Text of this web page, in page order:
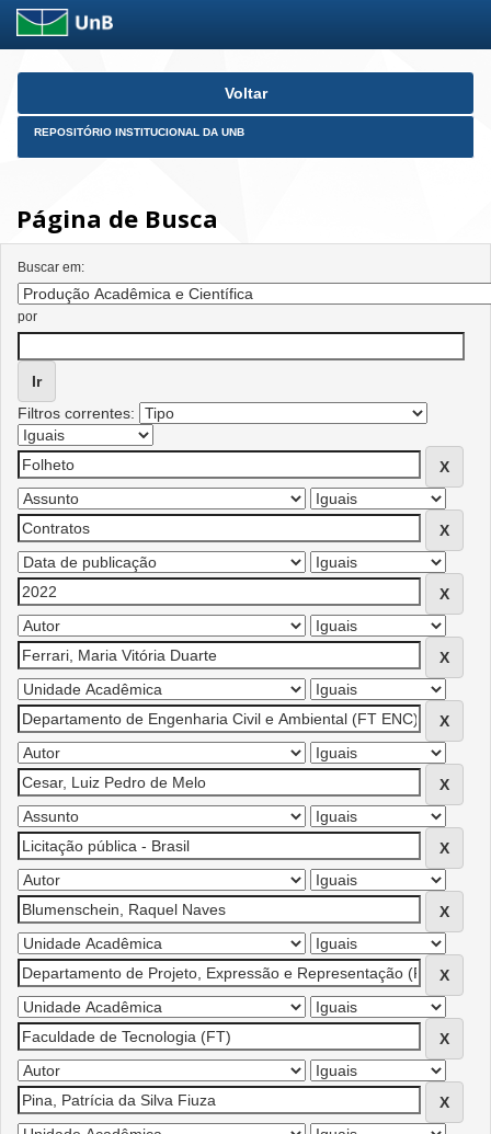
Skip
Voltar
REPOSITÓRIO INSTITUCIONAL DA UNB
Página de Busca
Buscar em:
por
Filtros correntes: